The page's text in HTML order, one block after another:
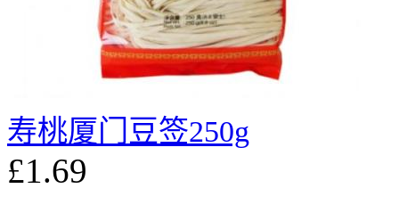
寿桃厦门豆签250g
£1.69